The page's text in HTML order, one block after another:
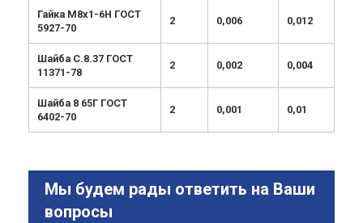
Гайка М8х1-6Н ГОСТ
5927-70
2 0,006 0,012
Шайба С.8.37 ГОСТ
11371-78
2 0,002 0,004
Шайба 8 65Г ГОСТ
6402-70
2 0,001 0,01
Мы будем рады ответить на Ваши
вопросы